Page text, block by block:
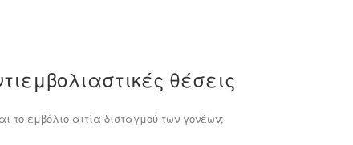
θέσεις
το εμβόλιο αιτία δισταγμού των γονέων;